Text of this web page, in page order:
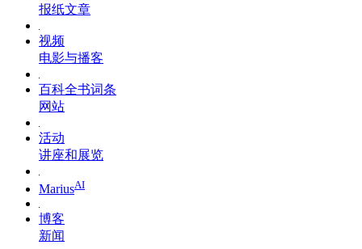
报纸文章
视频
电影与播客
百科全书词条
网站
活动
讲座和展览
MariusAI
博客
新闻